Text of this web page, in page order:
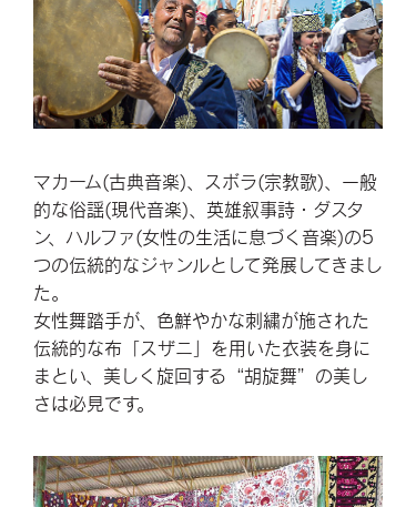
マカーム(古典音楽)、スボラ(宗教歌)、一般
的な俗謡(現代音楽)、英雄叙事詩・ダスタ
ン、ハルファ(女性の生活に息づく音楽)の5
つの伝統的なジャンルとして発展してきまし
た。
女性舞踏手が、色鮮やかな刺繍が施された
伝統的な布「スザニ」を用いた衣装を身に
まとい、美しく旋回する“胡旋舞”の美し
さは必見です。